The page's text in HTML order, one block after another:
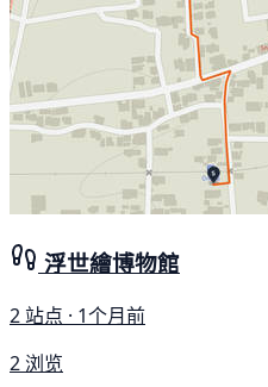
浮世繪博物館
2 站点 · 1个月前
2 浏览